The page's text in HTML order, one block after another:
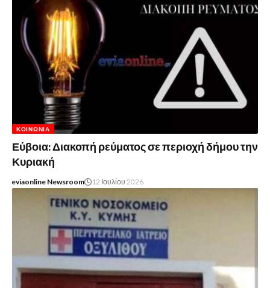
ΚΟΙΝΩΝΊΑ
Εύβοια: Διακοπή ρεύματος σε περιοχή δήμου την
Κυριακή
eviaonline Newsroom 12 Ιουλίου 2026